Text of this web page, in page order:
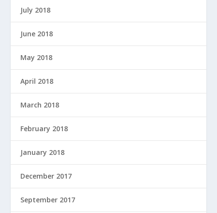
July 2018
June 2018
May 2018
April 2018
March 2018
February 2018
January 2018
December 2017
September 2017